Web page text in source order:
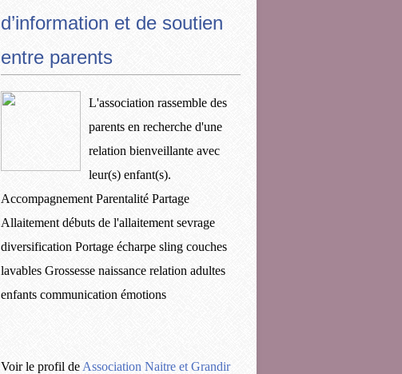
d’information et de soutien
entre parents
L'association rassemble des
parents en recherche d'une
relation bienveillante avec
leur(s) enfant(s).
Accompagnement Parentalité Partage
Allaitement débuts de l'allaitement sevrage
diversification Portage écharpe sling couches
lavables Grossesse naissance relation adultes
enfants communication émotions
Voir le profil de Association Naitre et Grandir